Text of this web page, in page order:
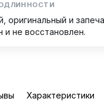
оригинальный и
и не восстановлен.
Характеристики